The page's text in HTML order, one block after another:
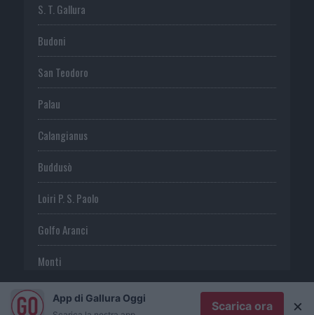
S. T. Gallura
Budoni
San Teodoro
Palau
Calangianus
Buddusò
Loiri P. S. Paolo
Golfo Aranci
Monti
TeltiApp di Gallura Oggi
Scarica ora ×